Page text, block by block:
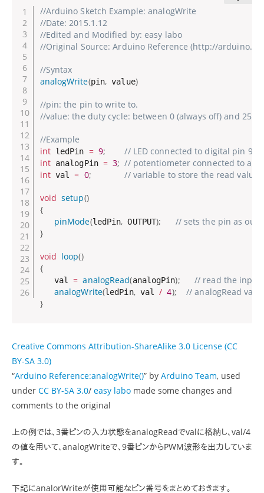
//Arduino Sketch Example: analogWrite
//Date: 2015.1.12
//Edited and Modified by: easy labo
//Original Source: Arduino Reference (http://
//Syntax
analogWrite(pin, value)
//pin: the pin to write to.
//value: the duty cycle: between 0 (always off) and 255
//Example
int ledPin = 9;
// LED connected to digital pin 9
int analogPin = 3; // potentiometer connected to
int val = 0; // variable to store the read value
void setup()
{
pinMode(ledPin, OUTPUT);
// sets the pin as
}
void loop()
{
   val
= analogRead(analogPin);
// read the input
analogWrite(ledPin, val / 4);
// analogRead
}
Creative Commons Attribution-ShareAlike 3.0 License (CC
BY-SA 3.0)
“Arduino Reference:analogWrite()” by Arduino Team, used
under CC BY-SA 3.0/ easy labo made some changes and
comments to the original
上の例では、3番ピンの入力状態をanalogReadでvalに格納し、val/4
の値を用いて、analogWriteで、9番ピンからPWM波形を出力していま
す。
下記にanalorWriteが使用可能なピン番号をまとめておきます。